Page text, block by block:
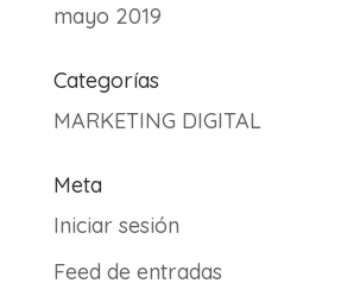
mayo 2019
Categorías
MARKETING DIGITAL
Meta
Iniciar sesión
Feed de entradas